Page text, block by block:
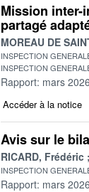
Mission inter-
partagé
MOREAU DE
INSPECTION
INSPECTION
Rapport: mars 2026
Accéder à la notice
Avis sur le
RICARD, Frédéric
INSPECTION
Rapport: mars 2026